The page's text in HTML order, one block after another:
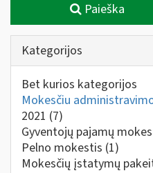
Paieška
Kategorijos
Bet kurios kategorijos
Mokesčiu
2021 (7)
Gyventojų pajamų
Pelno mokestis (1)
Mokesčių įstatymų